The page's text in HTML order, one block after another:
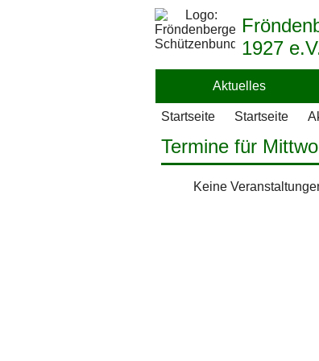
1927
Aktuelles
Startseite Startseite
Termine für
Keine